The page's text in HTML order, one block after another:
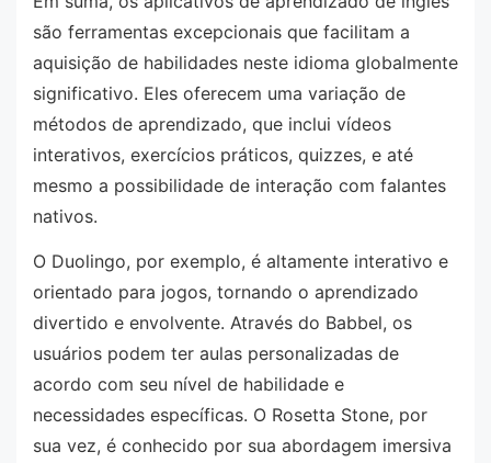
são ferramentas excepcionais que facilitam a
aquisição de habilidades neste idioma globalmente
significativo. Eles oferecem uma variação de
métodos de aprendizado, que inclui vídeos
interativos, exercícios práticos, quizzes, e até
mesmo a possibilidade de interação com falantes
nativos.
O Duolingo, por exemplo, é altamente interativo e
orientado para jogos, tornando o aprendizado
divertido e envolvente. Através do Babbel, os
usuários podem ter aulas personalizadas de
acordo com seu nível de habilidade e
necessidades específicas. O Rosetta Stone, por
sua vez, é conhecido por sua abordagem imersiva